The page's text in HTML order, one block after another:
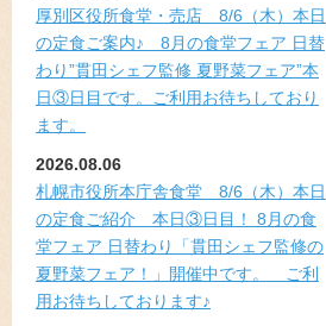
厚別区役所食堂・売店 8/6（木）本日
の定食ご案内♪ 8月の食堂フェア 日替
わり”貫田シェフ監修 夏野菜フェア”本
日③日目です。ご利用お待ちしており
ます。
2026.08.06
札幌市役所本庁舎食堂 8/6（木）本日
の定食ご紹介 本日③日目！ 8月の食
堂フェア 日替わり「貫田シェフ監修の
夏野菜フェア！」開催中です。 ご利
用お待ちしております♪